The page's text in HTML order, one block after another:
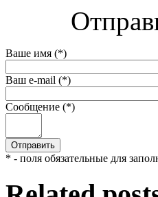
Ваше имя (*)
Ваш e-mail (*)
Сообщение (*)
* - поля обязательные для